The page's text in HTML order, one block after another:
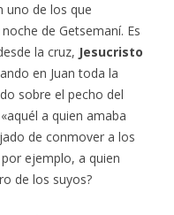
uno de los que
de Getsemaní. Es
la cruz, Jesucristo
en Juan toda la
sobre el pecho del
a quien amaba
de conmover a los
por ejemplo, a quien
de los suyos?